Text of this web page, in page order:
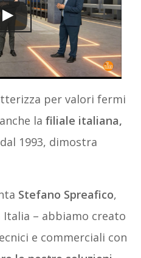
per valori fermi
la filiale italiana,
1993, dimostra
Stefano Spreafico,
– abbiamo creato
e commerciali con